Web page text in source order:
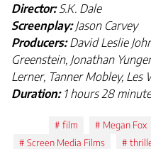
Director: S.K. Dale
Screenplay:Jason Carvey
Producers:David Leslie
Greenstein, Jonathan
Lerner, Tanner Mobley, Les
Duration:1 hours 28
film Megan Fox
Screen Media Films